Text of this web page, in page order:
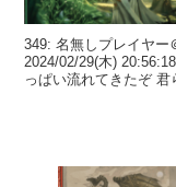
349: 名無しプレイヤー
2024/02/29(木)
っぱ